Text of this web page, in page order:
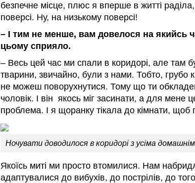
безпечне місце, плюс я вперше в житті
поверсі. Ну, на низькому поверсі!
– І тим не менше, вам довелося на якийсь
цьому сприяло.
– Весь цей час ми спали в коридорі, але там
тварини, звичайно, були з нами. Тобто, грубо
не можеш поворухнутися. Тому що ти
чоловік. І він якось міг засинати, а для мене
проблема. І я щоранку тікала до кімнати, щоб
Ночувати доводилося в коридорі з усіма
Якоїсь миті ми просто втомилися. Нам
адаптувалися до вибухів, до пострілів, до